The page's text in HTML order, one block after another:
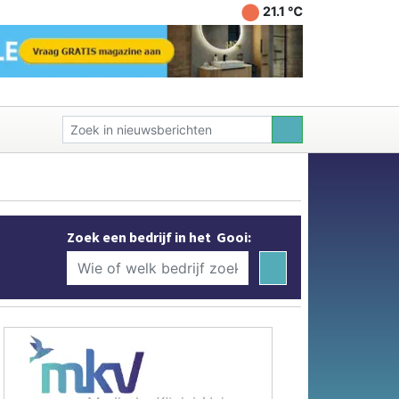
21.1 ℃
Zoek een bedrijf in het Gooi: